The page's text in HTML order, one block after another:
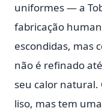
uniformes — a
fabricação
escondidas, mas
não é refinado
seu calor
liso, mas tem